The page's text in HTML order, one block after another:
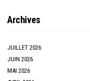
Archives
JUILLET 2026
JUIN 2026
MAI 2026